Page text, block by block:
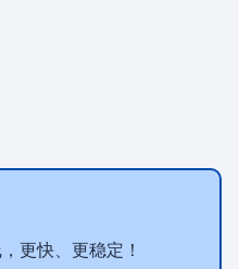
更快、更稳定！